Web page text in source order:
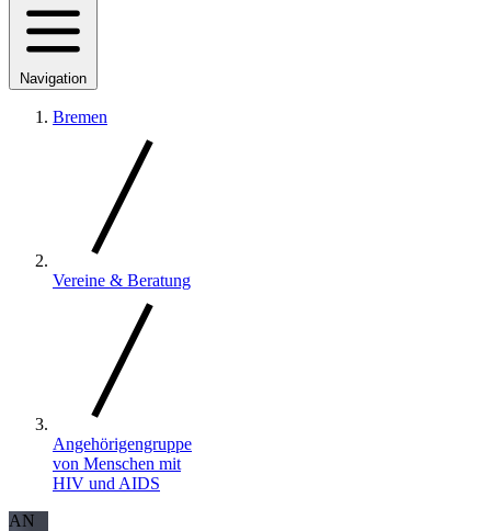
Navigation
Bremen
Vereine & Beratung
Angehörigengruppe
von Menschen mit
HIV und AIDS
AN